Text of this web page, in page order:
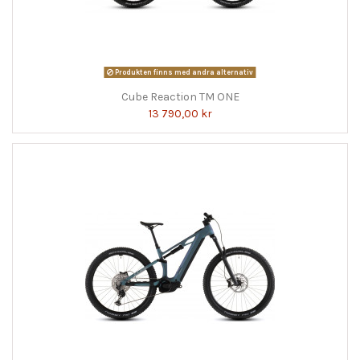
Produkten finns med andra alternativ
Cube Reaction TM ONE
13 790,00 kr